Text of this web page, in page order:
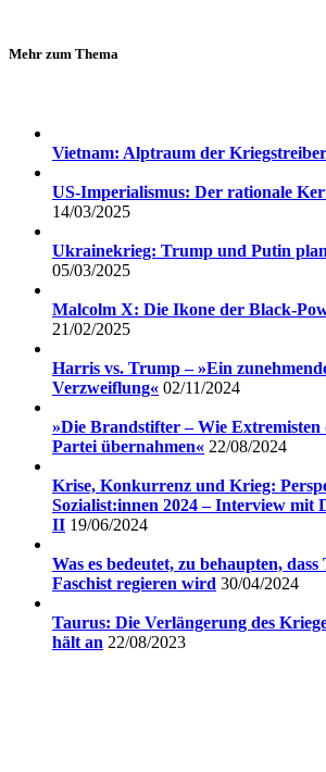
Mehr zum Thema
Vietnam: Alptraum der Kriegstreiber
US-Imperialismus: Der rationale
14/03/2025
Ukrainekrieg: Trump und Putin
05/03/2025
Malcolm X: Die Ikone der Black-
21/02/2025
Harris vs. Trump – »Ein
Verzweiflung« 02/11/2024
»Die Brandstifter – Wie Extremisten
Partei übernahmen« 22/08/2024
Krise, Konkurrenz und Krieg:
Sozialist:innen 2024 – Interview mit
II 19/06/2024
Was es bedeutet, zu behaupten,
Faschist regieren wird 30/04/2024
Taurus: Die Verlängerung des
hält an 22/08/2023